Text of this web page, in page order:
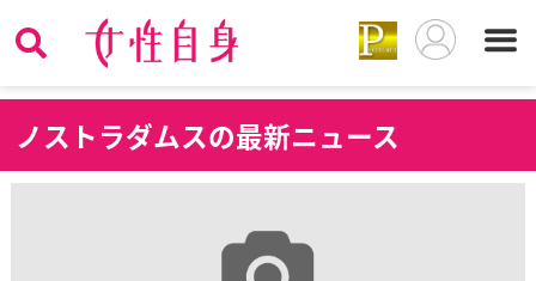
ノストラダムスの最新ニュース